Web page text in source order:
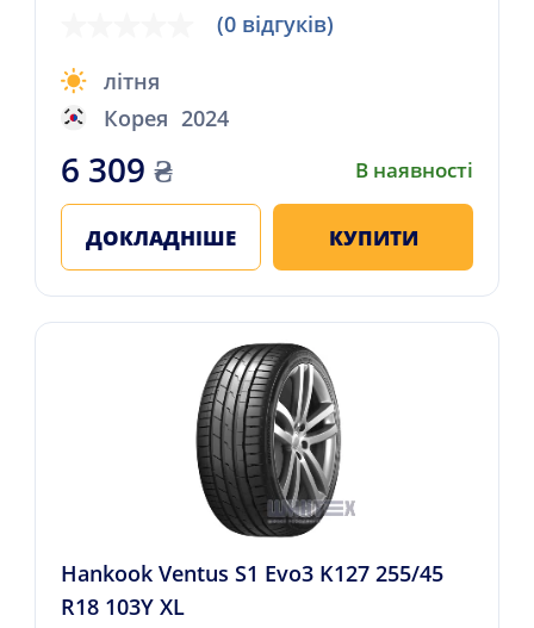
(0 відгуків)
літня
Корея 2024
6 309 ₴ В наявності
ДОКЛАДНІШЕ КУПИТИ
Hankook Ventus S1 Evo3 K127 255/45
R18 103Y XL